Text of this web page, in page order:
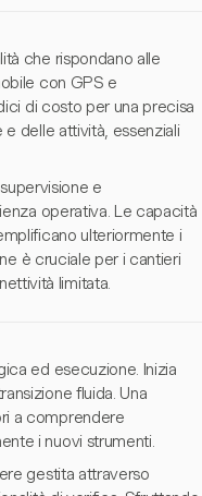
che rispondano alle
con GPS e
di costo per una precisa
delle attività, essenziali
e
operativa. Le capacità
ulteriormente i
è cruciale per i cantieri
limitata.
ed esecuzione. Inizia
fluida. Una
a comprendere
i nuovi strumenti.
gestita attraverso